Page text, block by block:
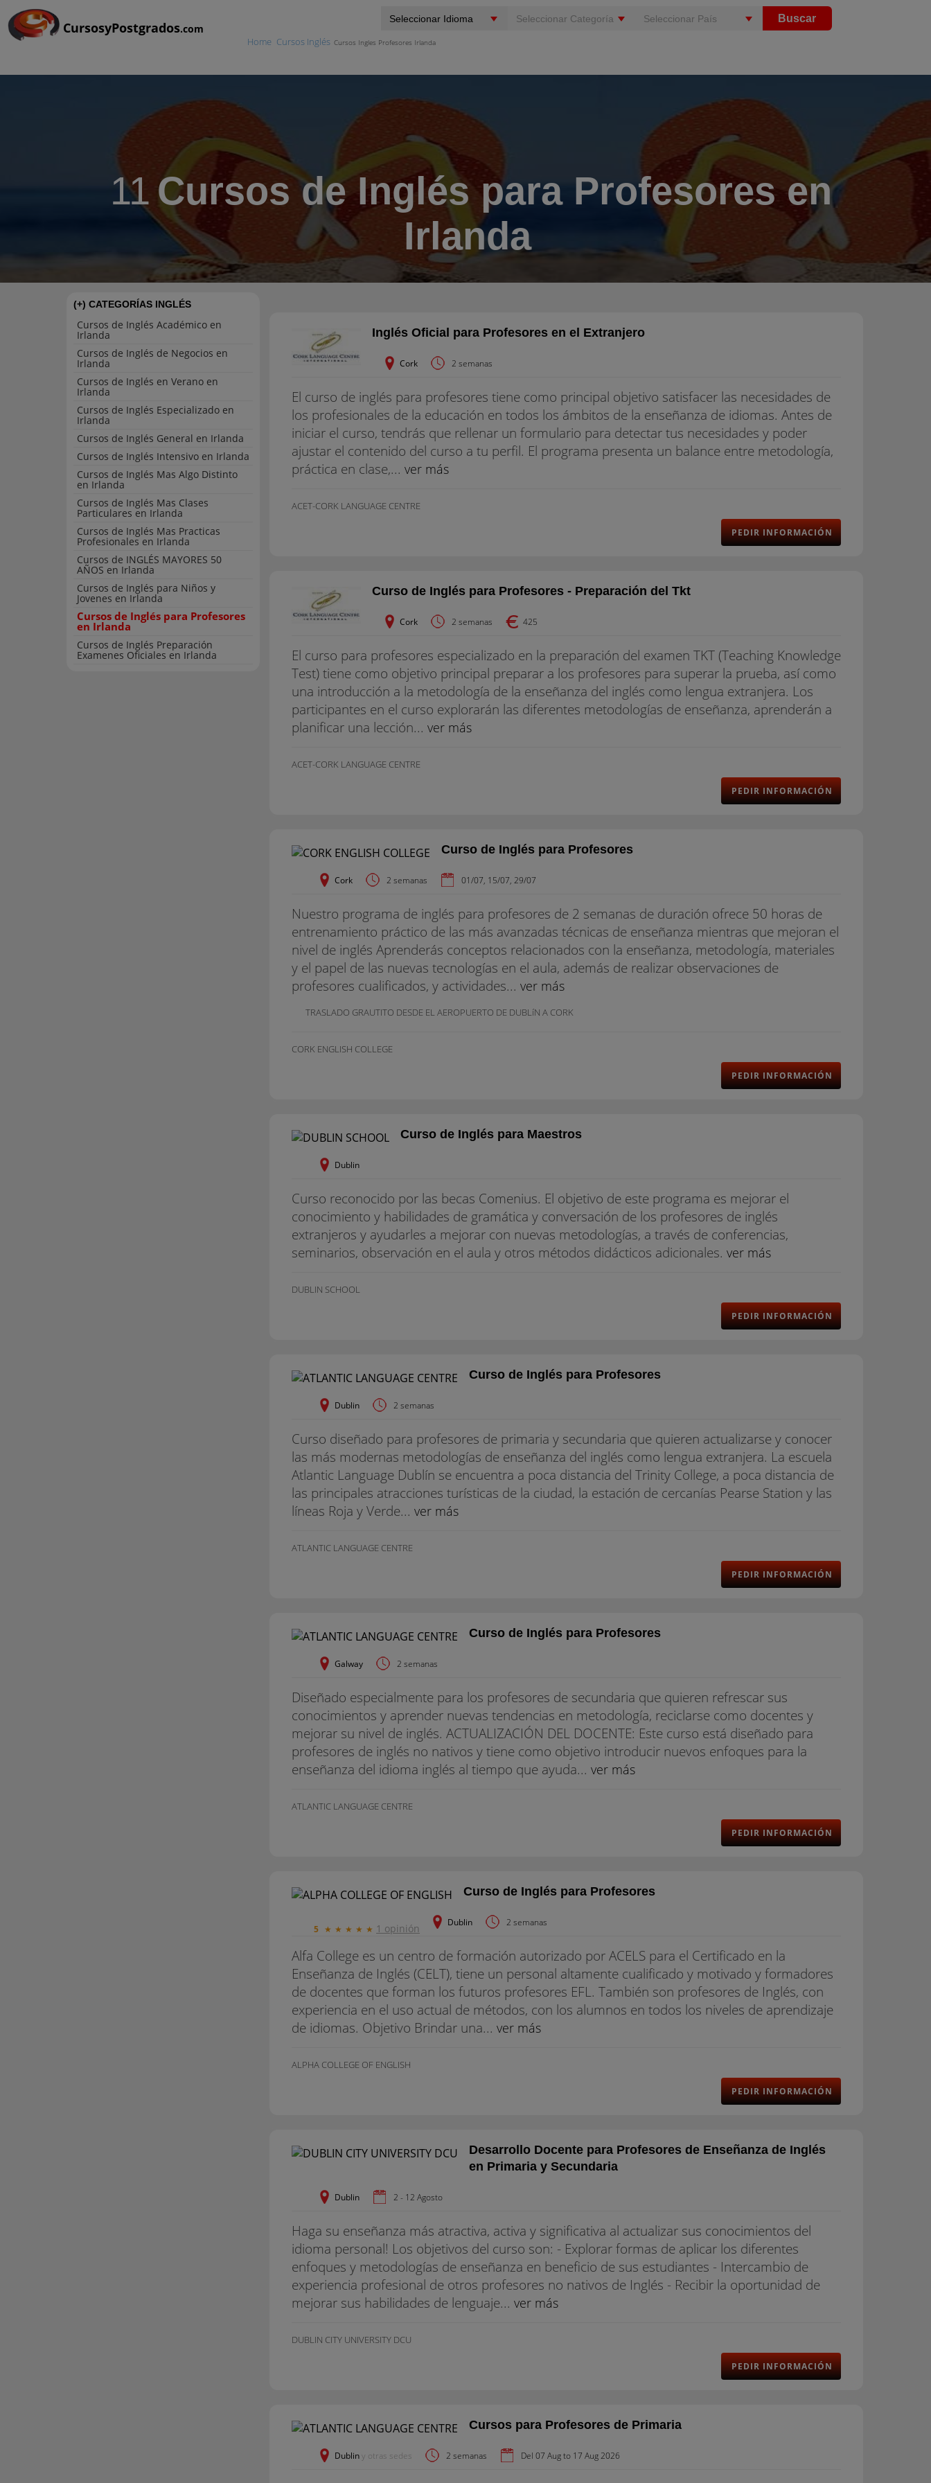
CursosyPostgrados.com
Buscar
Home Cursos Inglés Cursos Ingles Profesores Irlanda
11 Cursos de Inglés para Profesores en
Irlanda
(+) CATEGORÍAS INGLÉS
Cursos de Inglés Académico en
Irlanda
Cursos de Inglés de Negocios en
Irlanda
Cursos de Inglés en Verano en
Irlanda
Cursos de Inglés Especializado en
Irlanda
Cursos de Inglés General en Irlanda
Cursos de Inglés Intensivo en Irlanda
Cursos de Inglés Mas Algo Distinto
en Irlanda
Cursos de Inglés Mas Clases
Particulares en Irlanda
Cursos de Inglés Mas Practicas
Profesionales en Irlanda
Cursos de INGLÉS MAYORES 50
AÑOS en Irlanda
Cursos de Inglés para Niños y
Jovenes en Irlanda
Cursos de Inglés para Profesores
en Irlanda
Cursos de Inglés Preparación
Examenes Oficiales en Irlanda
Inglés Oficial para Profesores en el Extranjero
Cork 2 semanas
El curso de inglés para profesores tiene como principal objetivo satisfacer las necesidades de
los profesionales de la educación en todos los ámbitos de la enseñanza de idiomas. Antes de
iniciar el curso, tendrás que rellenar un formulario para detectar tus necesidades y poder
ajustar el contenido del curso a tu perfil. El programa presenta un balance entre metodología,
práctica en clase,... ver más
ACET-CORK LANGUAGE CENTRE
PEDIR INFORMACIÓN
Curso de Inglés para Profesores - Preparación del Tkt
Cork 2 semanas 425
El curso para profesores especializado en la preparación del examen TKT (Teaching Knowledge
Test) tiene como objetivo principal preparar a los profesores para superar la prueba, así como
una introducción a la metodología de la enseñanza del inglés como lengua extranjera. Los
participantes en el curso explorarán las diferentes metodologías de enseñanza, aprenderán a
planificar una lección... ver más
ACET-CORK LANGUAGE CENTRE
PEDIR INFORMACIÓN
Curso de Inglés para Profesores
Cork 2 semanas 01/07, 15/07, 29/07
Nuestro programa de inglés para profesores de 2 semanas de duración ofrece 50 horas de
entrenamiento práctico de las más avanzadas técnicas de enseñanza mientras que mejoran el
nivel de inglés Aprenderás conceptos relacionados con la enseñanza, metodología, materiales
y el papel de las nuevas tecnologías en el aula, además de realizar observaciones de
profesores cualificados, y actividades... ver más
TRASLADO GRAUTITO DESDE EL AEROPUERTO DE DUBLí­N A CORK
CORK ENGLISH COLLEGE
PEDIR INFORMACIÓN
Curso de Inglés para Maestros
Dublin
Curso reconocido por las becas Comenius. El objetivo de este programa es mejorar el
conocimiento y habilidades de gramática y conversación de los profesores de inglés
extranjeros y ayudarles a mejorar con nuevas metodologías, a través de conferencias,
seminarios, observación en el aula y otros métodos didácticos adicionales. ver más
DUBLIN SCHOOL
PEDIR INFORMACIÓN
Curso de Inglés para Profesores
Dublin 2 semanas
Curso diseñado para profesores de primaria y secundaria que quieren actualizarse y conocer
las más modernas metodologías de enseñanza del inglés como lengua extranjera. La escuela
Atlantic Language Dublín se encuentra a poca distancia del Trinity College, a poca distancia de
las principales atracciones turísticas de la ciudad, la estación de cercanías Pearse Station y las
líneas Roja y Verde... ver más
ATLANTIC LANGUAGE CENTRE
PEDIR INFORMACIÓN
Curso de Inglés para Profesores
Galway 2 semanas
Diseñado especialmente para los profesores de secundaria que quieren refrescar sus
conocimientos y aprender nuevas tendencias en metodología, reciclarse como docentes y
mejorar su nivel de inglés. ACTUALIZACIÓN DEL DOCENTE: Este curso está diseñado para
profesores de inglés no nativos y tiene como objetivo introducir nuevos enfoques para la
enseñanza del idioma inglés al tiempo que ayuda... ver más
ATLANTIC LANGUAGE CENTRE
PEDIR INFORMACIÓN
Curso de Inglés para Profesores
Dublin 2 semanas
5 ★ ★ ★ ★ ★ 1 opinión
Alfa College es un centro de formación autorizado por ACELS para el Certificado en la
Enseñanza de Inglés (CELT), tiene un personal altamente cualificado y motivado y formadores
de docentes que forman los futuros profesores EFL. También son profesores de Inglés, con
experiencia en el uso actual de métodos, con los alumnos en todos los niveles de aprendizaje
de idiomas. Objetivo Brindar una... ver más
ALPHA COLLEGE OF ENGLISH
PEDIR INFORMACIÓN
Desarrollo Docente para Profesores de Enseñanza de Inglés
en Primaria y Secundaria
Dublin 2 - 12 Agosto
Haga su enseñanza más atractiva, activa y significativa al actualizar sus conocimientos del
idioma personal! Los objetivos del curso son: - Explorar formas de aplicar los diferentes
enfoques y metodologías de enseñanza en beneficio de sus estudiantes - Intercambio de
experiencia profesional de otros profesores no nativos de Inglés - Recibir la oportunidad de
mejorar sus habilidades de lenguaje... ver más
DUBLIN CITY UNIVERSITY DCU
PEDIR INFORMACIÓN
Cursos para Profesores de Primaria
Dubliny otras sedes 2 semanas Del 07 Aug to 17 Aug 2026